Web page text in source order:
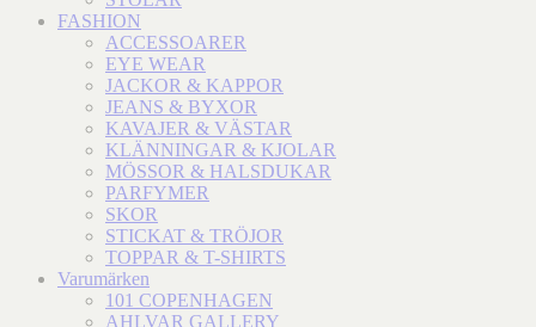
FASHION
ACCESSOARER
EYE WEAR
JACKOR & KAPPOR
JEANS & BYXOR
KAVAJER & VÄSTAR
KLÄNNINGAR & KJOLAR
MÖSSOR & HALSDUKAR
PARFYMER
SKOR
STICKAT & TRÖJOR
TOPPAR & T-SHIRTS
Varumärken
101 COPENHAGEN
AHLVAR GALLERY